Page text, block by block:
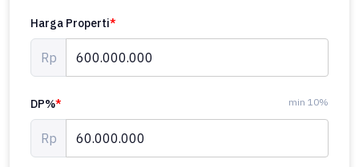
Harga Properti*
Rp
DP%* min 10%
Rp